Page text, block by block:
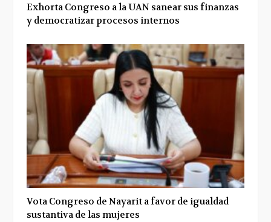
Exhorta Congreso a la UAN sanear sus finanzas
y democratizar procesos internos
Vota Congreso de Nayarit a favor de igualdad
sustantiva de las mujeres